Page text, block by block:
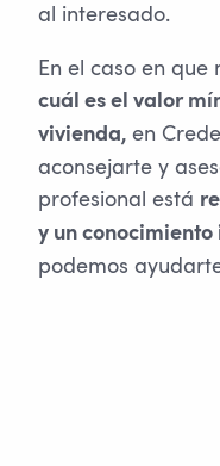
al interesado.
En el caso en
cuál es el valor
vivienda, en
aconsejarte y
profesional está
y un
podemos